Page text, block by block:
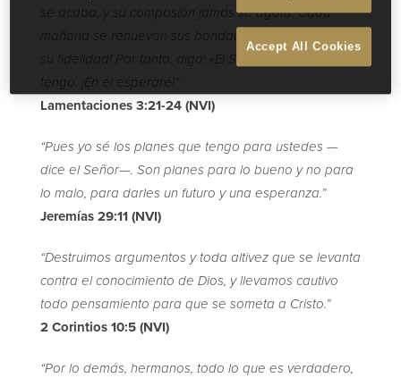
se acaba, y su compasión jamás se agota. Cada
mañana se renuevan sus bondades; ¡muy grande es
su fidelidad! Por tanto, digo: «El SEÑOR es todo lo que
tengo. ¡En él esperaré!‬‬‬‬‬‬‬‬”‬
Lamentaciones‬ ‭3:21-24 ‬(NVI)
‭“Pues yo sé los planes que tengo para ustedes —
dice el Señor—. Son planes para lo bueno y no para
lo malo, para darles un futuro y una esperanza.”‬‬‬‬‬‬‬‬‬‬‬‬‬‬
Jeremías‬ ‭29:11‬ (NVI)
“Destruimos argumentos y toda altivez que se levanta
contra el conocimiento de Dios, y llevamos cautivo
todo pensamiento para que se someta a Cristo.”‬‬‬‬‬‬‬
2 Corintios‬ ‭10:5 (NVI)
“Por lo demás, hermanos, todo lo que es verdadero,
Accept All Cookies